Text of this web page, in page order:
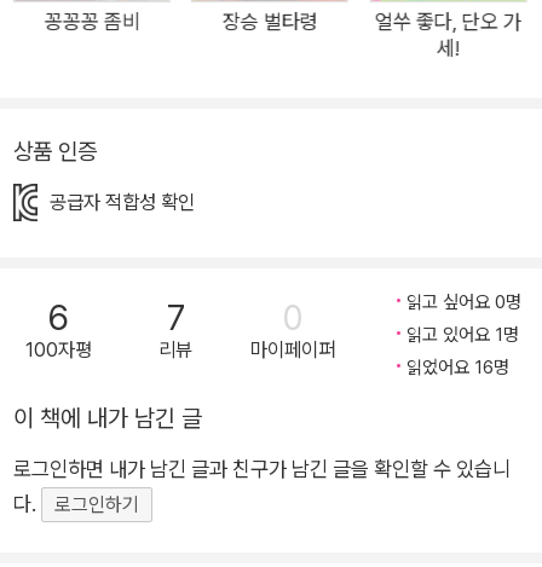
선물도 까맣게 잊을 지경입니다. 조개도 가지가지 많기도 합니다.
조금쯤은 욕심을 부려 볼 법도 한데, 해랑이는 “딱 필요한 만큼만
통통하게 밴 주꾸미를 줍자, 냉큼 낚아채 바다에 놓아 주기까지
합니다. “어린 고기는 놔줘야 한다면서요. 그럼 알도 놔줘야지
주는 자연과 더불어 사는 법 《밤바다로 해루질 가요!》는 조혜란
작가가 오랫동안 독자들의 사랑을 받아 온 〈할머니 어디 가요?〉
시리즈에 이어 새롭게 선보이는 우리 시대 할머니와 어린이 이야
기입니다. 쪽머리 할머니와 ‘옥이’라는 조금 예스러운 이름을 가
불러내 자연과 더불어, 이웃과 더불어 살아가는 이야기를 들려줄
생각이지요. 조혜란 작가의 ‘할머니’는 자연의 변화를 온몸으로
꽁꽁꽁 좀비 장승 벌타령
얼쑤 좋다, 단오 가
세!
상품 인증
공급자 적합성 확인
6
100자평
7
리뷰
0
마이페이퍼
읽고 싶어요 0명
읽고 있어요 1명
읽었어요 16명
이 책에 내가 남긴 글
로그인하면 내가 남긴 글과 친구가 남긴 글을 확인할 수 있습니
다.
로그인하기